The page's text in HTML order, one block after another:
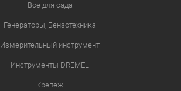
Все для сада
Генераторы, Бензотехника
Измерительный инструмент
Инструменты DREMEL
Крепеж